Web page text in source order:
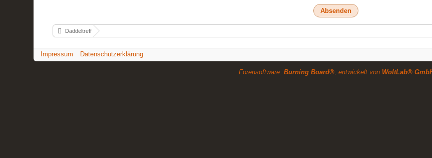
Daddeltreff
Impressum Datenschutzerklärung
Forensoftware: Burning Board®, entwickelt von WoltLab®